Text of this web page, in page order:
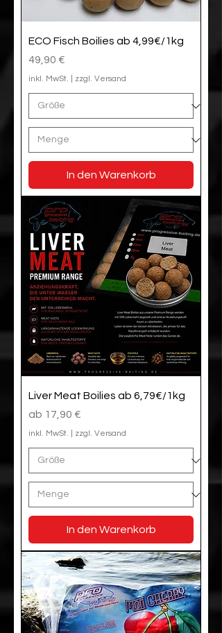
ECO Fisch Boilies ab 4,99€/1kg
Preis
49,90 €
inkl. MwSt. zzgl. Versand
In den Warenkorb
Liver Meat Boilies ab 6,79€/1kg
ab 17,90 €
Sale-Preis
inkl. MwSt. zzgl. Versand
In den Warenkorb